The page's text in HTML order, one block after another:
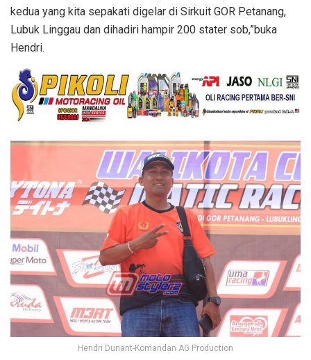
kedua yang kita sepakati digelar di Sirkuit GOR Petanang,
Lubuk Linggau dan dihadiri hampir 200 stater sob,”buka
Hendri.
Hendri Dunant-Komandan AG Production